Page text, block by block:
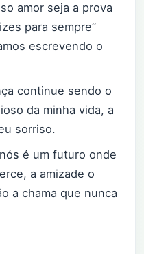
amor seja a prova
para sempre”
escrevendo o
continue sendo o
da minha vida, a
sorriso.
é um futuro onde
a amizade o
a chama que nunca